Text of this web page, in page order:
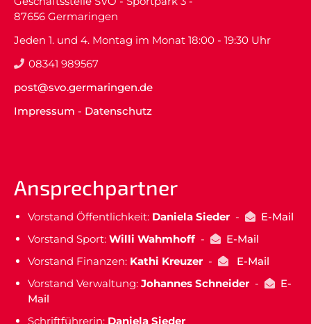
87656 Germaringen
Jeden 1. und 4. Montag im Monat 18:00 - 19:30 Uhr
08341 989567
post@svo.germaringen.de
Impressum - Datenschutz
Ansprechpartner
Vorstand Öffentlichkeit: Daniela Sieder-
E-Mail
Vorstand Sport: Willi Wahmhoff-
E-Mail
Vorstand Finanzen: Kathi Kreuzer-
E-Mail
Vorstand Verwaltung: Johannes Schneider -
E-
Mail
Schriftführerin: Daniela Sieder